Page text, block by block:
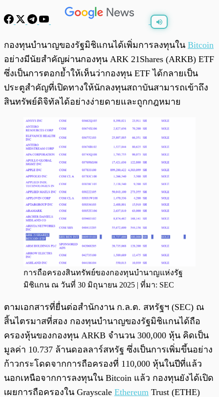
พร้อมเล่น 0:00/
กองทุนบำนาญของรัฐมิชิแกนได้เพิ่มการลงทุนใน Bitcoin
อย่างมีนัยสำคัญผ่านกองทุน ARK 21Shares (ARKB) ETF
ซึ่งเป็นการตอกย้ำให้เห็นว่ากองทุน ETF ได้กลายเป็น
ประตูสำคัญที่เปิดทางให้นักลงทุนสถาบันสามารถเข้าถึง
สินทรัพย์ดิจิทัลได้อย่างง่ายดายและถูกกฎหมาย
การถือครองสินทรัพย์ของกองทุนบำนาญแห่งรัฐ
มิชิแกน ณ วันที่ 30 มิถุนายน 2025 | ที่มา: SEC
ตามเอกสารที่ยื่นต่อสำนักงาน ก.ล.ต. สหรัฐฯ (SEC) ณ
สิ้นไตรมาสที่สอง กองทุนบำนาญของรัฐมิชิแกนได้ถือ
ครองหุ้นของกองทุน ARKB จำนวน 300,000 หุ้น คิดเป็น
มูลค่า 10.737 ล้านดอลลาร์สหรัฐ ซึ่งเป็นการเพิ่มขึ้นอย่าง
ก้าวกระโดดจากการถือครองที่ 110,000 หุ้นในปีที่แล้ว
นอกเหนือจากการลงทุนใน Bitcoin แล้ว กองทุนยังได้เปิด
เผยการถือครองใน Grayscale Ethereum Trust (ETHE)